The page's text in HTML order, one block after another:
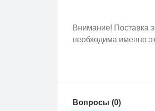
Внимание! Поставка
необходима именно
Вопросы (0)